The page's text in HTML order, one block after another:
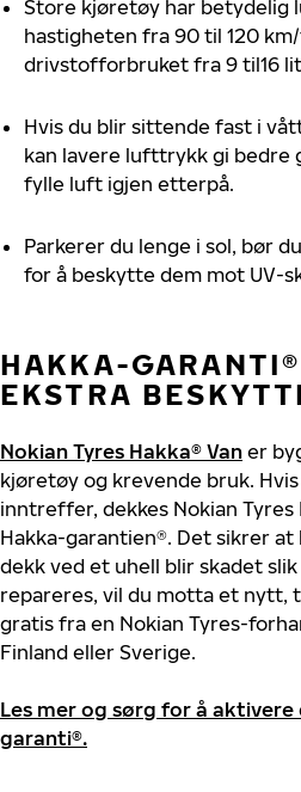
Store kjøretøy har betydelig
hastigheten fra 90 til 120
drivstofforbruket fra 9 til16
Hvis du blir sittende fast i
kan lavere lufttrykk gi bedre
fylle luft igjen etterpå.
Parkerer du lenge i sol, bør
for å beskytte dem mot UV-
HAKKA-
EKSTRA
Nokian Tyres Hakka® Van er
kjøretøy og krevende bruk.
inntreffer, dekkes Nokian
Hakka-garantien®. Det sikrer
dekk ved et uhell blir skadet
repareres, vil du motta et nytt,
gratis fra en Nokian Tyres-
Finland eller Sverige.
Les mer og sørg for å
garanti®.